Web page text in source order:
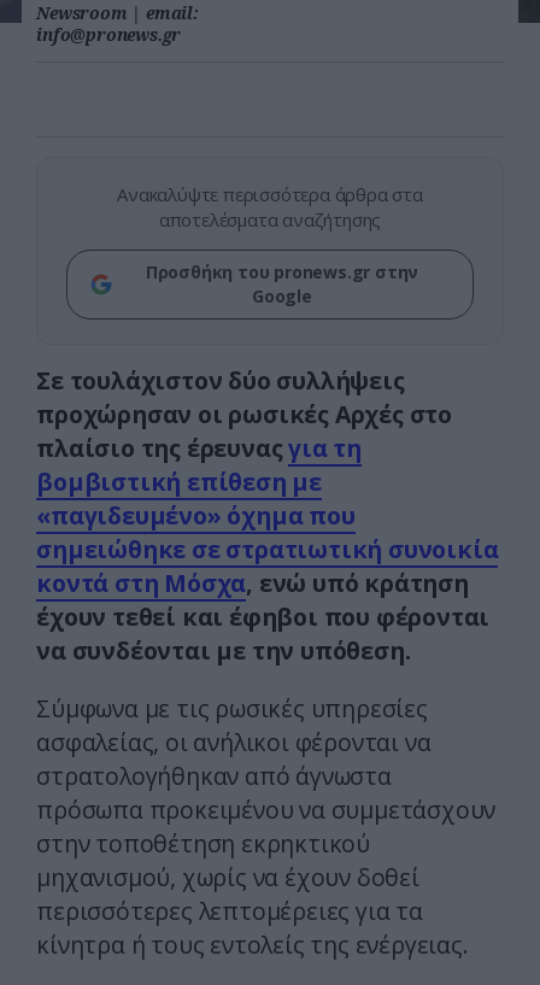
Newsroom | email:
info@pronews.gr
Ανακαλύψτε περισσότερα άρθρα στα
αποτελέσματα αναζήτησης
Προσθήκη του pronews.gr στην
Google
Σε τουλάχιστον δύο συλλήψεις
προχώρησαν οι ρωσικές Αρχές στο
πλαίσιο της έρευναςγια τη
βομβιστική επίθεση με
«παγιδευμένο» όχημα που
σημειώθηκε σε στρατιωτική συνοικία
κοντά στη Μόσχα, ενώ υπό κράτηση
έχουν τεθεί και έφηβοι που φέρονται
να συνδέονται με την υπόθεση.
Σύμφωνα με τις ρωσικές υπηρεσίες
ασφαλείας, οι ανήλικοι φέρονται να
στρατολογήθηκαν από άγνωστα
πρόσωπα προκειμένου να συμμετάσχουν
στην τοποθέτηση εκρηκτικού
μηχανισμού, χωρίς να έχουν δοθεί
περισσότερες λεπτομέρειες για τα
κίνητρα ή τους εντολείς της ενέργειας.